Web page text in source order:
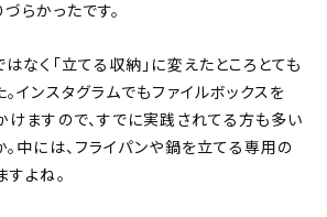
らかったです。
なく「立てる収納」に変えたところとても
インスタグラムでもファイルボックスを
けますので、すでに実践されてる方も多い
。中には、フライパンや鍋を立てる専用の
よね。